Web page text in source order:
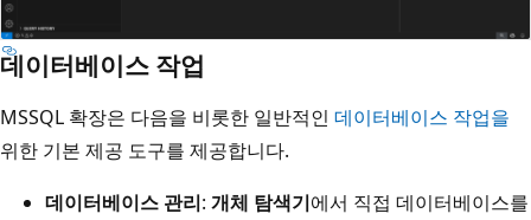
데이터베이스 작업
MSSQL 확장은 다음을 비롯한 일반적인 데이터베이스 작업을
위한 기본 제공 도구를 제공합니다.
데이터베이스 관리: 개체 탐색기에서 직접 데이터베이스를